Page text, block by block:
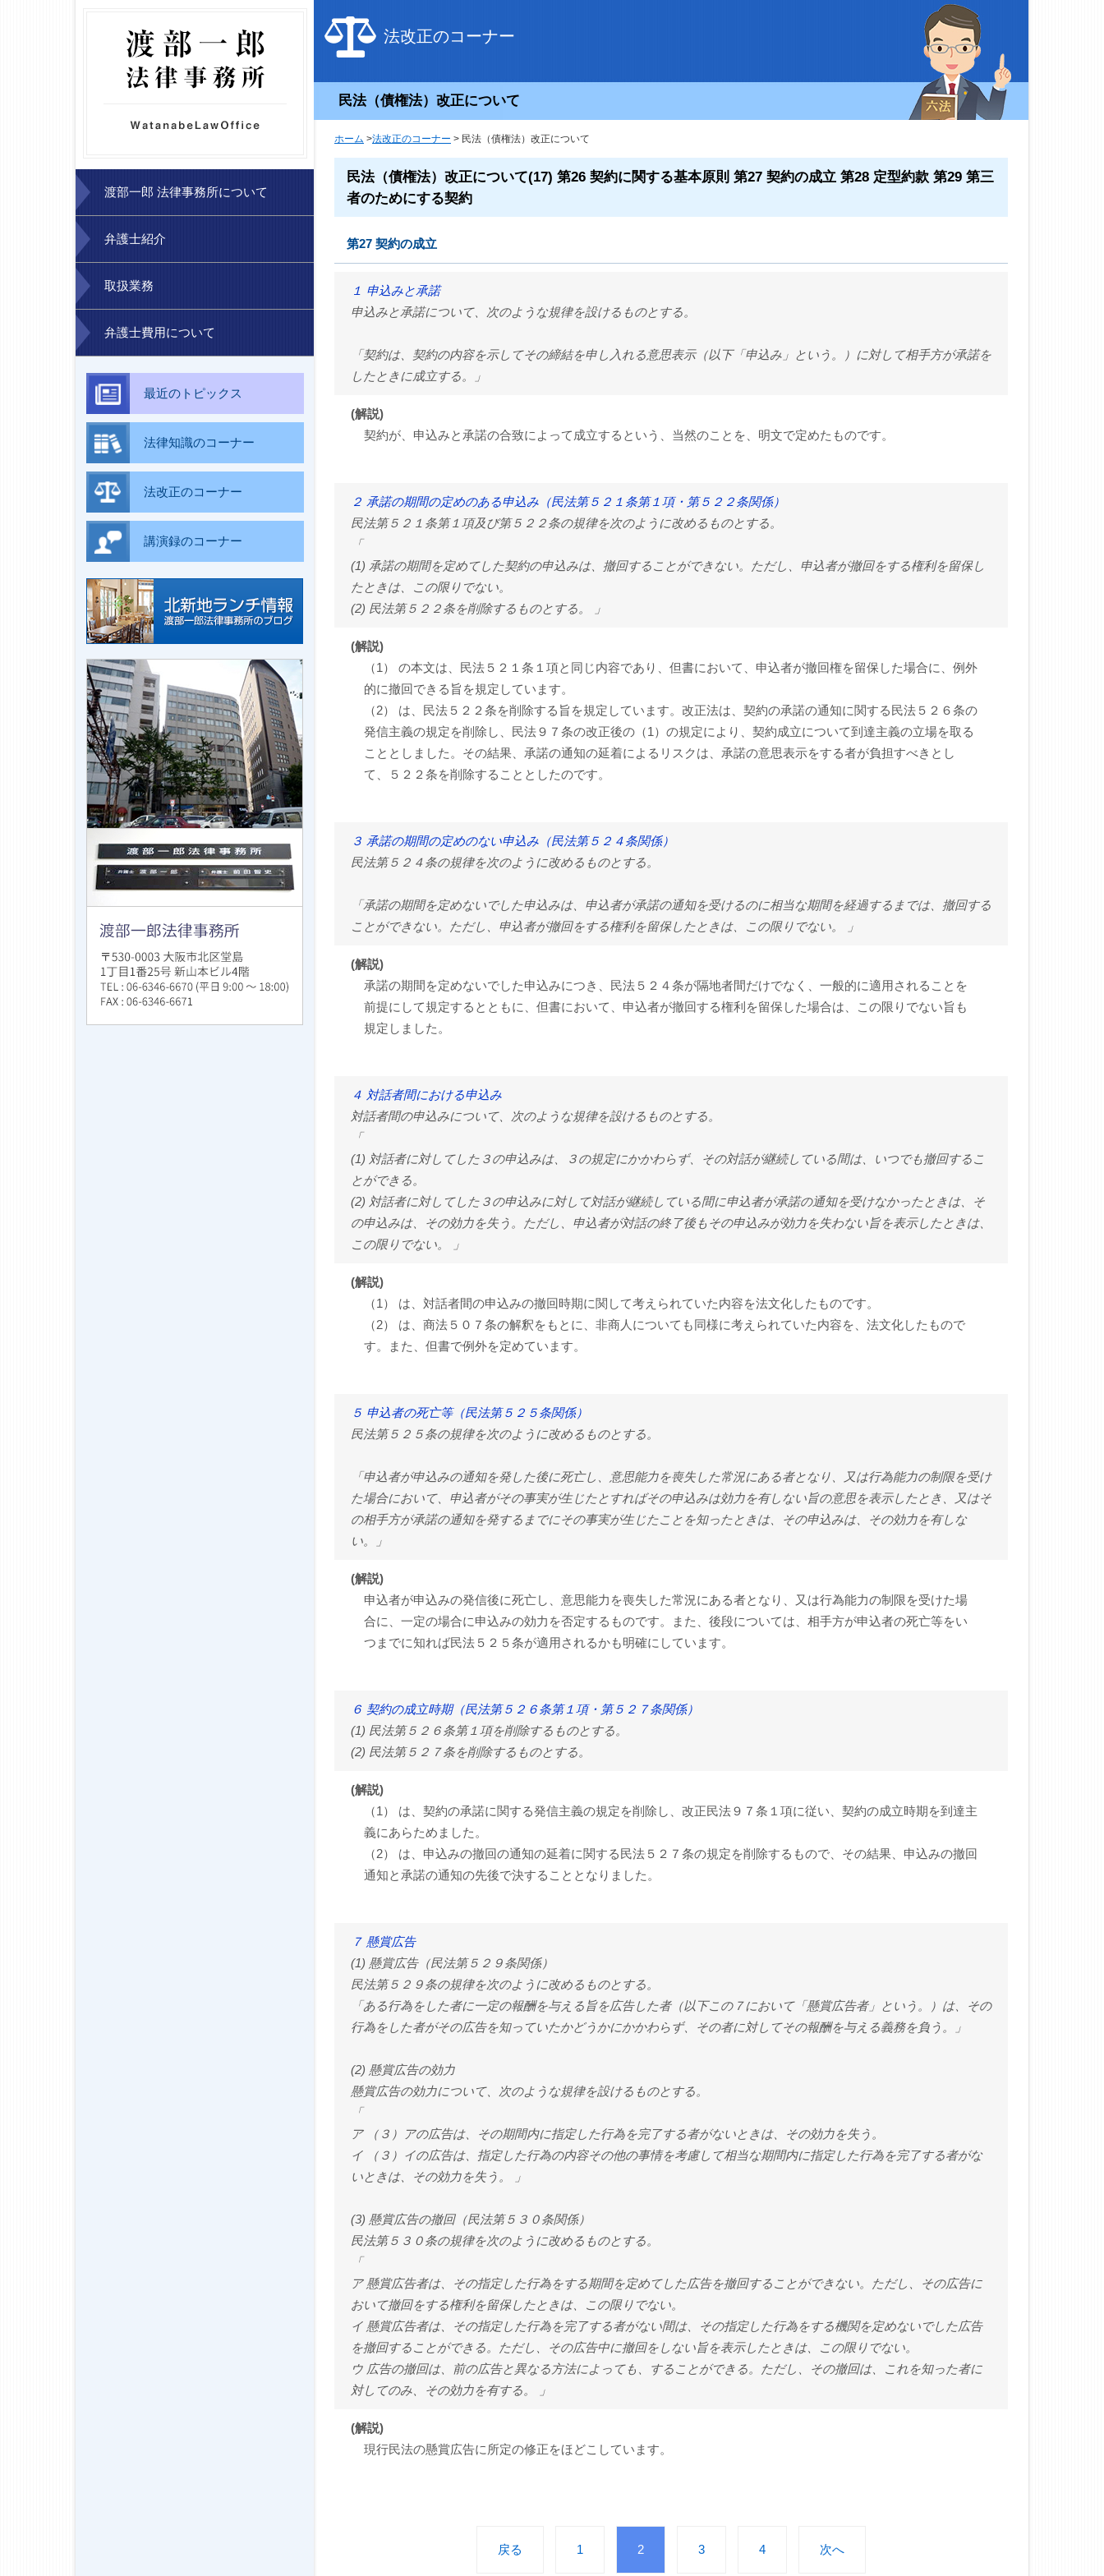
渡部一郎 法律事務所について
弁護士紹介
取扱業務
弁護士費用について
最近のトピックス
法律知識のコーナー
法改正のコーナー
講演録のコーナー
法改正のコーナー
民法（債権法）改正について
ホーム >法改正のコーナー > 民法（債権法）改正について
民法（債権法）改正について(17) 第26 契約に関する基本原則 第27 契約の成立 第28 定型約款 第29 第三
者のためにする契約
第27 契約の成立
１ 申込みと承諾
申込みと承諾について、次のような規律を設けるものとする。
「契約は、契約の内容を示してその締結を申し入れる意思表示（以下「申込み」という。）に対して相手方が承諾を
したときに成立する。」
(解説)
契約が、申込みと承諾の合致によって成立するという、当然のことを、明文で定めたものです。
２ 承諾の期間の定めのある申込み（民法第５２１条第１項・第５２２条関係）
民法第５２１条第１項及び第５２２条の規律を次のように改めるものとする。
「
(1) 承諾の期間を定めてした契約の申込みは、撤回することができない。ただし、申込者が撤回をする権利を留保し
たときは、この限りでない。
(2) 民法第５２２条を削除するものとする。 」
(解説)
（1） の本文は、民法５２１条１項と同じ内容であり、但書において、申込者が撤回権を留保した場合に、例外
的に撤回できる旨を規定しています。
（2） は、民法５２２条を削除する旨を規定しています。改正法は、契約の承諾の通知に関する民法５２６条の
発信主義の規定を削除し、民法９７条の改正後の（1）の規定により、契約成立について到達主義の立場を取る
こととしました。その結果、承諾の通知の延着によるリスクは、承諾の意思表示をする者が負担すべきとし
て、５２２条を削除することとしたのです。
３ 承諾の期間の定めのない申込み（民法第５２４条関係）
民法第５２４条の規律を次のように改めるものとする。
「承諾の期間を定めないでした申込みは、申込者が承諾の通知を受けるのに相当な期間を経過するまでは、撤回する
ことができない。ただし、申込者が撤回をする権利を留保したときは、この限りでない。 」
(解説)
承諾の期間を定めないでした申込みにつき、民法５２４条が隔地者間だけでなく、一般的に適用されることを
前提にして規定するとともに、但書において、申込者が撤回する権利を留保した場合は、この限りでない旨も
規定しました。
４ 対話者間における申込み
対話者間の申込みについて、次のような規律を設けるものとする。
「
(1) 対話者に対してした３の申込みは、３の規定にかかわらず、その対話が継続している間は、いつでも撤回するこ
とができる。
(2) 対話者に対してした３の申込みに対して対話が継続している間に申込者が承諾の通知を受けなかったときは、そ
の申込みは、その効力を失う。ただし、申込者が対話の終了後もその申込みが効力を失わない旨を表示したときは、
この限りでない。 」
(解説)
（1） は、対話者間の申込みの撤回時期に関して考えられていた内容を法文化したものです。
（2） は、商法５０７条の解釈をもとに、非商人についても同様に考えられていた内容を、法文化したもので
す。また、但書で例外を定めています。
５ 申込者の死亡等（民法第５２５条関係）
民法第５２５条の規律を次のように改めるものとする。
「申込者が申込みの通知を発した後に死亡し、意思能力を喪失した常況にある者となり、又は行為能力の制限を受け
た場合において、申込者がその事実が生じたとすればその申込みは効力を有しない旨の意思を表示したとき、又はそ
の相手方が承諾の通知を発するまでにその事実が生じたことを知ったときは、その申込みは、その効力を有しな
い。」
(解説)
申込者が申込みの発信後に死亡し、意思能力を喪失した常況にある者となり、又は行為能力の制限を受けた場
合に、一定の場合に申込みの効力を否定するものです。また、後段については、相手方が申込者の死亡等をい
つまでに知れば民法５２５条が適用されるかも明確にしています。
６ 契約の成立時期（民法第５２６条第１項・第５２７条関係）
(1) 民法第５２６条第１項を削除するものとする。
(2) 民法第５２７条を削除するものとする。
(解説)
（1） は、契約の承諾に関する発信主義の規定を削除し、改正民法９７条１項に従い、契約の成立時期を到達主
義にあらためました。
（2） は、申込みの撤回の通知の延着に関する民法５２７条の規定を削除するもので、その結果、申込みの撤回
通知と承諾の通知の先後で決することとなりました。
７ 懸賞広告
(1) 懸賞広告（民法第５２９条関係）
民法第５２９条の規律を次のように改めるものとする。
「ある行為をした者に一定の報酬を与える旨を広告した者（以下この７において「懸賞広告者」という。）は、その
行為をした者がその広告を知っていたかどうかにかかわらず、その者に対してその報酬を与える義務を負う。」
(2) 懸賞広告の効力
懸賞広告の効力について、次のような規律を設けるものとする。
「
ア （３）アの広告は、その期間内に指定した行為を完了する者がないときは、その効力を失う。
イ （３）イの広告は、指定した行為の内容その他の事情を考慮して相当な期間内に指定した行為を完了する者がな
いときは、その効力を失う。 」
(3) 懸賞広告の撤回（民法第５３０条関係）
民法第５３０条の規律を次のように改めるものとする。
「
ア 懸賞広告者は、その指定した行為をする期間を定めてした広告を撤回することができない。ただし、その広告に
おいて撤回をする権利を留保したときは、この限りでない。
イ 懸賞広告者は、その指定した行為を完了する者がない間は、その指定した行為をする機関を定めないでした広告
を撤回することができる。ただし、その広告中に撤回をしない旨を表示したときは、この限りでない。
ウ 広告の撤回は、前の広告と異なる方法によっても、することができる。ただし、その撤回は、これを知った者に
対してのみ、その効力を有する。 」
(解説)
現行民法の懸賞広告に所定の修正をほどこしています。
戻る 1 2 3 4 次へ